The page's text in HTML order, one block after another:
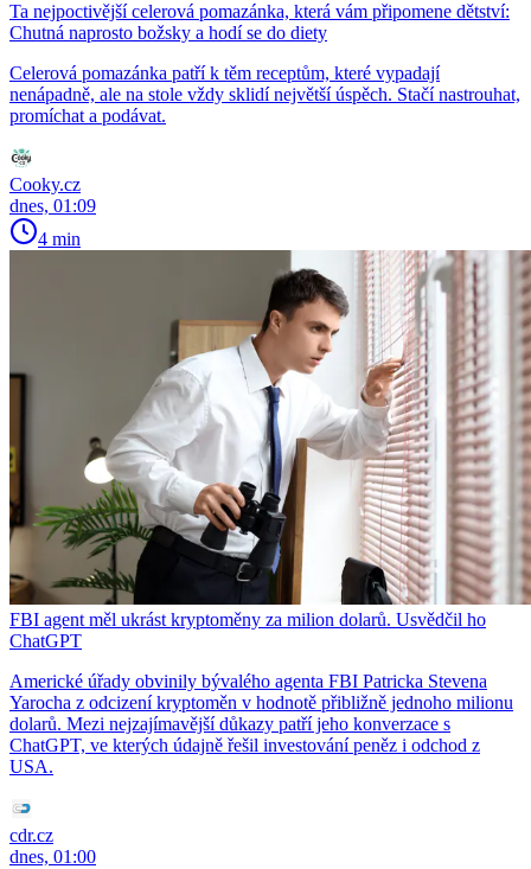
Ta nejpoctivější celerová pomazánka, která vám připomene dětství:
Chutná naprosto božsky a hodí se do diety
Celerová pomazánka patří k těm receptům, které vypadají
nenápadně, ale na stole vždy sklidí největší úspěch. Stačí nastrouhat,
promíchat a podávat.
Cooky.cz
dnes, 01:09
4 min
FBI agent měl ukrást kryptoměny za milion dolarů. Usvědčil ho
ChatGPT
Americké úřady obvinily bývalého agenta FBI Patricka Stevena
Yarocha z odcizení kryptoměn v hodnotě přibližně jednoho milionu
dolarů. Mezi nejzajímavější důkazy patří jeho konverzace s
ChatGPT, ve kterých údajně řešil investování peněz i odchod z
USA.
cdr.cz
dnes, 01:00